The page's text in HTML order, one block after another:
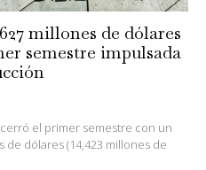
millones de dólares
semestre impulsada
el primer semestre con un
dólares (14,423 millones de